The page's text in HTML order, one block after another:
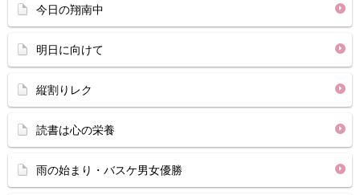
今日の翔南中
明日に向けて
縦割りレク
読書は心の栄養
雨の始まり・バスケ男女優勝